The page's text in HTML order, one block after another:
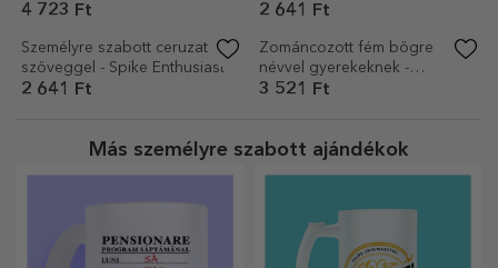
Lighthouse King
Master
4 723 Ft